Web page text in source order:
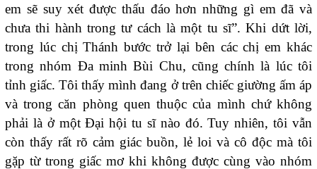
em sẽ suy xét được thấu đáo hơn những gì em đã và
chưa thi hành trong tư cách là một tu sĩ”. Khi dứt lời,
trong lúc chị Thánh bước trở lại bên các chị em khác
trong nhóm Đa minh Bùi Chu, cũng chính là lúc tôi
tỉnh giấc. Tôi thấy mình đang ở trên chiếc giường ấm áp
và trong căn phòng quen thuộc của mình chứ không
phải là ở một Đại hội tu sĩ nào đó. Tuy nhiên, tôi vẫn
còn thấy rất rõ cảm giác buồn, lẻ loi và cô độc mà tôi
gặp từ trong giấc mơ khi không được cùng vào nhóm